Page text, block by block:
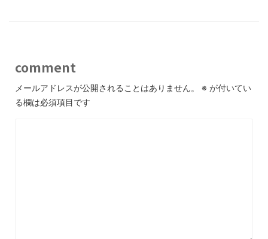
comment
メールアドレスが公開されることはありません。 ※ が付いてい
る欄は必須項目です